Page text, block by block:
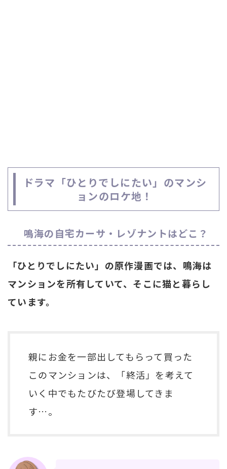
ドラマ「ひとりでしにたい」のマンシ
ョンのロケ地！
鳴海の自宅カーサ・レゾナントはどこ？
「ひとりでしにたい」の原作漫画では、鳴海は
マンションを所有していて、そこに猫と暮らし
ています。
親にお金を一部出してもらって買った
このマンションは、「終活」を考えて
いく中でもたびたび登場してきま
す…。